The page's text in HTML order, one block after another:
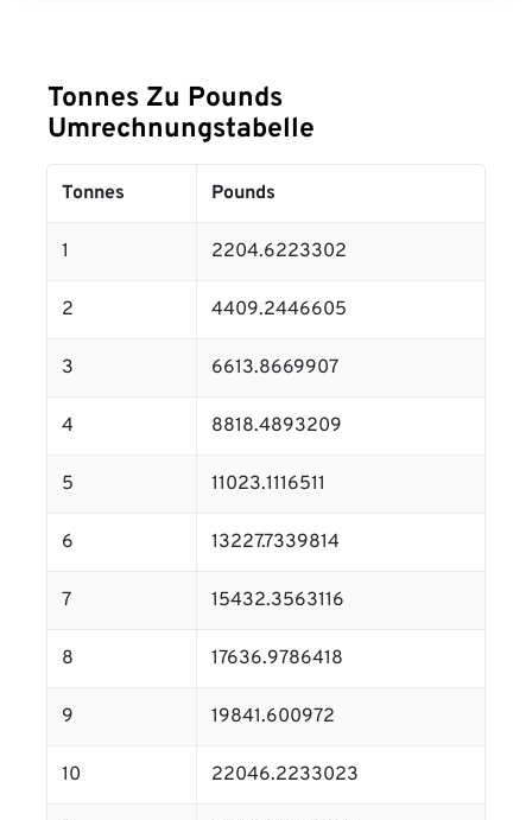
Tonnes Zu Pounds
Umrechnungstabelle
Tonnes Pounds
1 2204.6223302
2 4409.2446605
3 6613.8669907
4 8818.4893209
5 11023.1116511
6 13227.7339814
7 15432.3563116
8 17636.9786418
9 19841.600972
10 22046.2233023